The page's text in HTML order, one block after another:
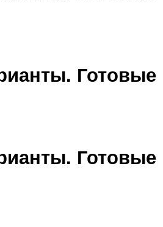
Готовые
Готовые